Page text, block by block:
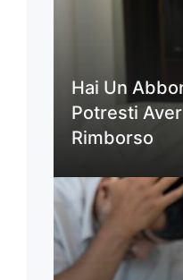
Hai Un
Potresti
Rimborso